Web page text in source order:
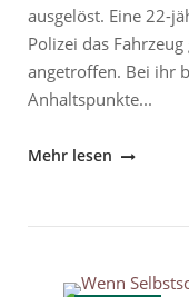
ausgelöst. Eine 22-
Polizei das
angetroffen. Bei ihr
Anhaltspunkte...
"Offenbach:
Mehr lesen
Open post